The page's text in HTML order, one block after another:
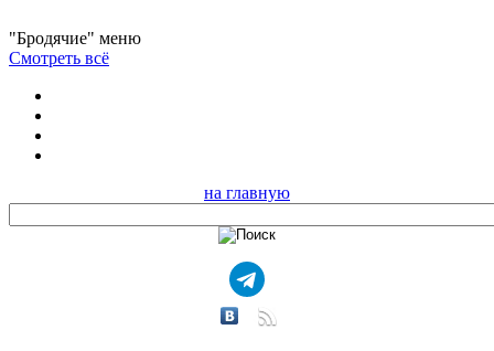
"Бродячие" меню
Смотреть всё
на главную